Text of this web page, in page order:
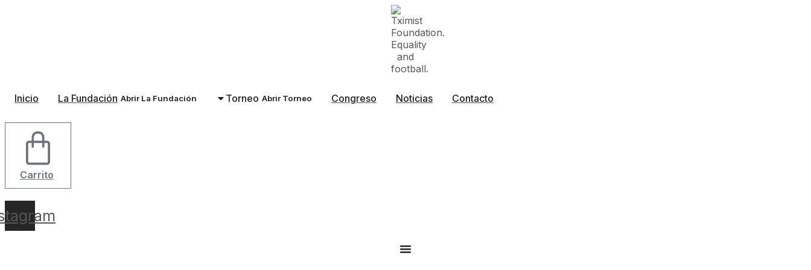
Inicio La Fundación Abrir La Fundación Torneo Abrir Torneo Congreso Noticias Contacto
Carrito